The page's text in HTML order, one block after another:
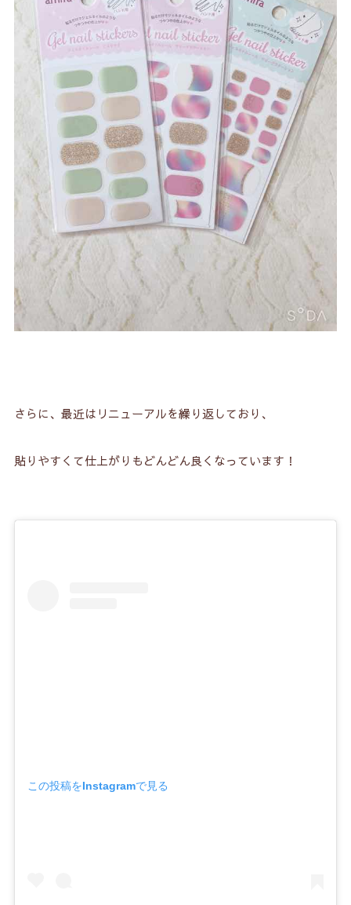
さらに、最近はリニューアルを繰り返しており、
貼りやすくて仕上がりもどんどん良くなっています！
この投稿をInstagramで見る